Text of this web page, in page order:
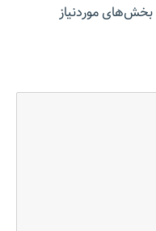
بخش‌های موردنیاز